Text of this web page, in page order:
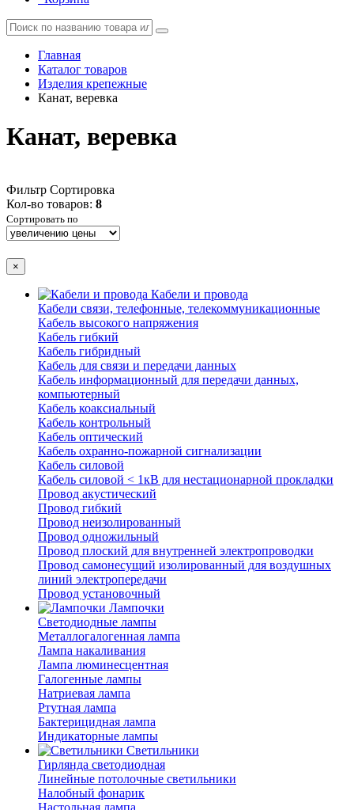
Главная
Каталог товаров
Изделия крепежные
Канат, веревка
Канат, веревка
Фильтр Сортировка
Кол-во товаров: 8
Сортировать по
×
Кабели и провода
Кабели связи, телефонные, телекоммуникационные
Кабель высокого напряжения
Кабель гибкий
Кабель гибридный
Кабель для связи и передачи данных
Кабель информационный для передачи данных,
компьютерный
Кабель коаксиальный
Кабель контрольный
Кабель оптический
Кабель охранно-пожарной сигнализации
Кабель силовой
Кабель силовой < 1кВ для нестационарной прокладки
Провод акустический
Провод гибкий
Провод неизолированный
Провод одножильный
Провод плоский для внутренней электропроводки
Провод самонесущий изолированный для воздушных
линий электропередачи
Провод установочный
Лампочки
Светодиодные лампы
Металлогалогенная лампа
Лампа накаливания
Лампа люминесцентная
Галогенные лампы
Натриевая лампа
Ртутная лампа
Бактерицидная лампа
Индикаторные лампы
Светильники
Гирлянда светодиодная
Линейные потолочные светильники
Налобный фонарик
Настольная лампа